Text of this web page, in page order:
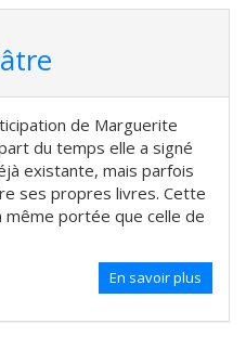
de Marguerite
du temps elle a signé
existante, mais parfois
ses propres livres. Cette
portée que celle de
En savoir plus